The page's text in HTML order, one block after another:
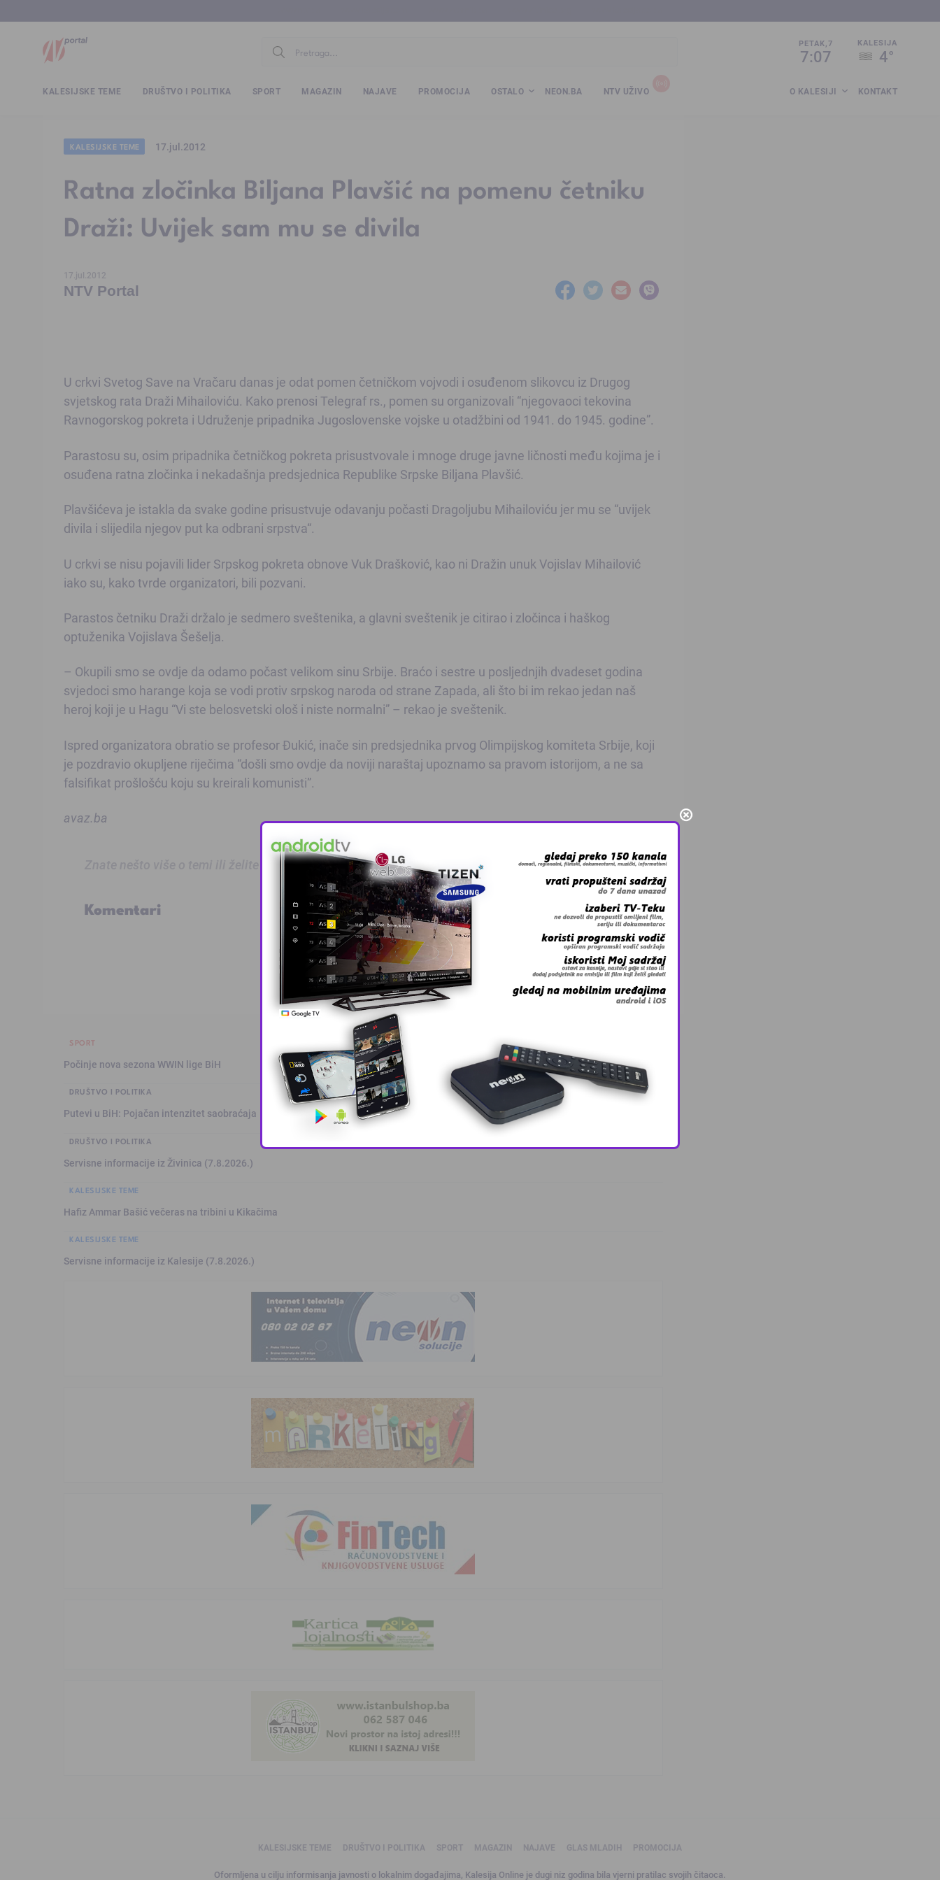
PETAK,7
7:07
KALESIJA
4°
KALESIJSKE TEME DRUŠTVO I POLITIKA SPORT MAGAZIN NAJAVE PROMOCIJA OSTALO NEON.BA NTV UŽIVO O KALESIJI KONTAKT
KALESIJSKE TEME 17.jul.2012
Ratna zločinka Biljana Plavšić na pomenu četniku
Draži: Uvijek sam mu se divila
17.jul.2012
NTV Portal
U crkvi Svetog Save na Vračaru danas je odat pomen četničkom vojvodi i osuđenom slikovcu iz Drugog
svjetskog rata Draži Mihailoviću. Kako prenosi Telegraf rs., pomen su organizovali “njegovaoci tekovina
Ravnogorskog pokreta i Udruženje pripadnika Jugoslovenske vojske u otadžbini od 1941. do 1945. godine”.
Parastosu su, osim pripadnika četničkog pokreta prisustvovale i mnoge druge javne ličnosti među kojima je i
osuđena ratna zločinka i nekadašnja predsjednica Republike Srpske Biljana Plavšić.
Plavšićeva je istakla da svake godine prisustvuje odavanju počasti Dragoljubu Mihailoviću jer mu se “uvijek
divila i slijedila njegov put ka odbrani srpstva“.
U crkvi se nisu pojavili lider Srpskog pokreta obnove Vuk Drašković, kao ni Dražin unuk Vojislav Mihailović
iako su, kako tvrde organizatori, bili pozvani.
Parastos četniku Draži držalo je sedmero sveštenika, a glavni sveštenik je citirao i zločinca i haškog
optuženika Vojislava Šešelja.
– Okupili smo se ovdje da odamo počast velikom sinu Srbije. Braćo i sestre u posljednjih dvadeset godina
svjedoci smo harange koja se vodi protiv srpskog naroda od strane Zapada, ali što bi im rekao jedan naš
heroj koji je u Hagu “Vi ste belosvetski ološ i niste normalni” – rekao je sveštenik.
Ispred organizatora obratio se profesor Đukić, inače sin predsjednika prvog Olimpijskog komiteta Srbije, koji
je pozdravio okupljene riječima “došli smo ovdje da noviji naraštaj upoznamo sa pravom istorijom, a ne sa
falsifikat prošlošću koju su kreirali komunisti”.
avaz.ba
Znate nešto više o temi ili želite prijaviti grešku u tekstu?
Komentari
SPORT
Počinje nova sezona WWIN lige BiH
DRUŠTVO I POLITIKA
Putevi u BiH: Pojačan intenzitet saobraćaja
DRUŠTVO I POLITIKA
Servisne informacije iz Živinica (7.8.2026.)
KALESIJSKE TEME
Hafiz Ammar Bašić večeras na tribini u Kikačima
KALESIJSKE TEME
Servisne informacije iz Kalesije (7.8.2026.)
KALESIJSKE TEME DRUŠTVO I POLITIKA SPORT MAGAZIN NAJAVE GLAS MLADIH PROMOCIJA
Oformljena u cilju informisanja javnosti o lokalnim događajima, Kalesija Online je dugi niz godina bila vjerni pratilac svojih čitaoca.